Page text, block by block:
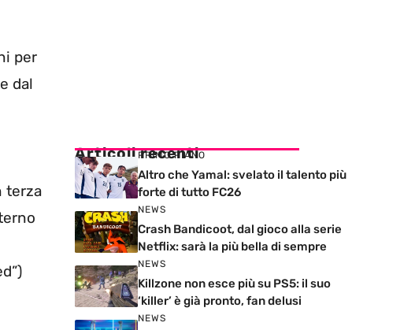
per
dal
terza
Articoli recenti
PRIMO PIANO
Altro che Yamal: svelato il talento più
forte di tutto FC26
NEWS
Crash Bandicoot, dal gioco alla serie
Netflix: sarà la più bella di sempre
NEWS
Killzone non esce più su PS5: il suo
‘killer’ è già pronto, fan delusi
NEWS